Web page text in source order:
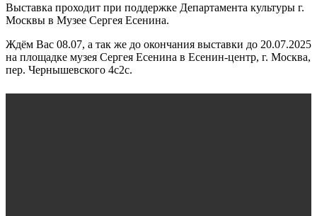
Выставка проходит при поддержке Департамента культуры г.
Москвы в Музее Сергея Есенина.
Ждём Вас 08.07, а так же до окончания выставки до 20.07.2025
на площадке музея Сергея Есенина в Есенин-центр, г. Москва,
пер. Чернышевского 4с2с.